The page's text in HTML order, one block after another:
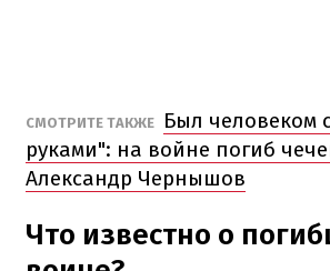
СМОТРИТЕ ТАКЖЕ
Был человеком
руками": на войне погиб
Александр Чернышов
Что известно о